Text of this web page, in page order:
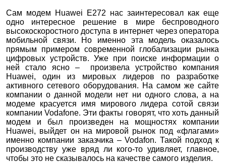
Сам модем Huawei E272 нас заинтересовал как еще
одно интересное решение в мире беспроводного
высокоскоростного доступа в интернет через оператора
мобильной связи. Но именно эта модель оказалось
прямым примером современной глобализации рынка
цифровых устройств. Уже при поиске информации о
ней стало ясно – произвела устройство компания
Huawei, один из мировых лидеров по разработке
активного сетевого оборудования. На самом же сайте
компании о данной модели нет ни одного слова, а на
модеме красуется имя мирового лидера сотой связи
компании Vodafone. Эти факты говорят, что хоть данный
модем и был произведен на мощностях компании
Huawei, выйдет он на мировой рынок под «флагами»
именно компании заказчика – Vodafon. Такой подход к
производству уже вряд ли кого-то удивляет, главное,
чтобы это не сказывалось на качестве самого изделия.